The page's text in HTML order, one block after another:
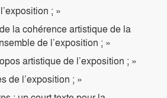
; »
la cohérence artistique de la
de l’exposition ; »
artistique de l’exposition ; »
de l’exposition ; »